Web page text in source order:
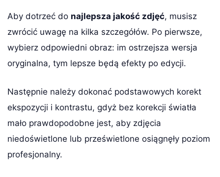
Aby dotrzeć do najlepsza jakość zdjęć, musisz
zwrócić uwagę na kilka szczegółów. Po pierwsze,
wybierz odpowiedni obraz: im ostrzejsza wersja
oryginalna, tym lepsze będą efekty po edycji.
Następnie należy dokonać podstawowych korekt
ekspozycji i kontrastu, gdyż bez korekcji światła
mało prawdopodobne jest, aby zdjęcia
niedoświetlone lub prześwietlone osiągnęły poziom
profesjonalny.